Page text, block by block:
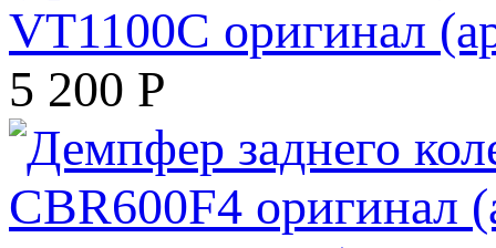
VT1100C оригинал
5 200 Р